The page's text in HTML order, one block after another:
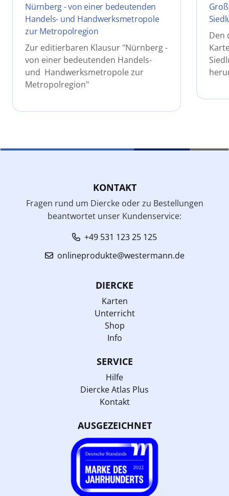
Nürnberg - von einer bedeutenden
Handels- und Handwerksmetropole
zur Metropolregion
Zur editierbaren Klausur "Nürnberg -
von einer bedeutenden Handels-
und Handwerksmetropole zur
Metropolregion"
Den
KONTAKT
Fragen rund um Diercke oder zu Bestellungen
beantwortet unser Kundenservice:
+49 531 123 25 125
onlineprodukte@westermann.de
DIERCKE
Karten
Unterricht
Shop
Info
SERVICE
Hilfe
Diercke Atlas Plus
Kontakt
AUSGEZEICHNET